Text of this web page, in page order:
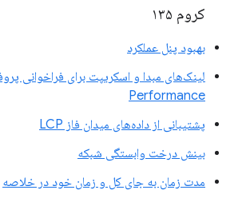
کروم ۱۳۵
بهبود پنل عملکرد
لینک‌های مبدا و اسکریپت برای فراخوانی
Performance
پشتیبانی از داده‌های میدان فاز LCP
بینش درخت وابستگی شبکه
مدت زمان به جای کل و زمان خود در خلاصه